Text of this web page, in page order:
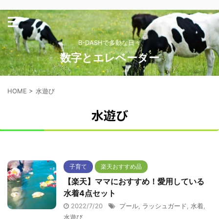
B-DASHで多動な日々
数字とエレベーター
HOME > 水遊び
水遊び
子育て 楽天おすすめ品
【楽天】ママにおすすめ！愛用している
水着4点セット
2022/7/20 プール ラッシュガード 水着
水遊び